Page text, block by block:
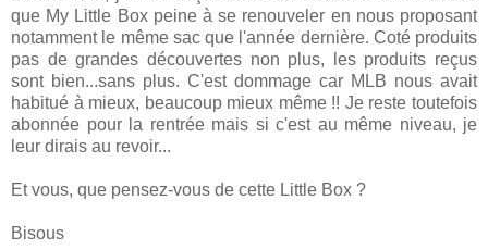
que My Little Box peine à se renouveler en nous proposant
notamment le même sac que l'année dernière. Coté produits
pas de grandes découvertes non plus, les produits reçus
sont bien...sans plus. C'est dommage car MLB nous avait
habitué à mieux, beaucoup mieux même !! Je reste toutefois
abonnée pour la rentrée mais si c'est au même niveau, je
leur dirais au revoir...
Et vous, que pensez-vous de cette Little Box ?
Bisous